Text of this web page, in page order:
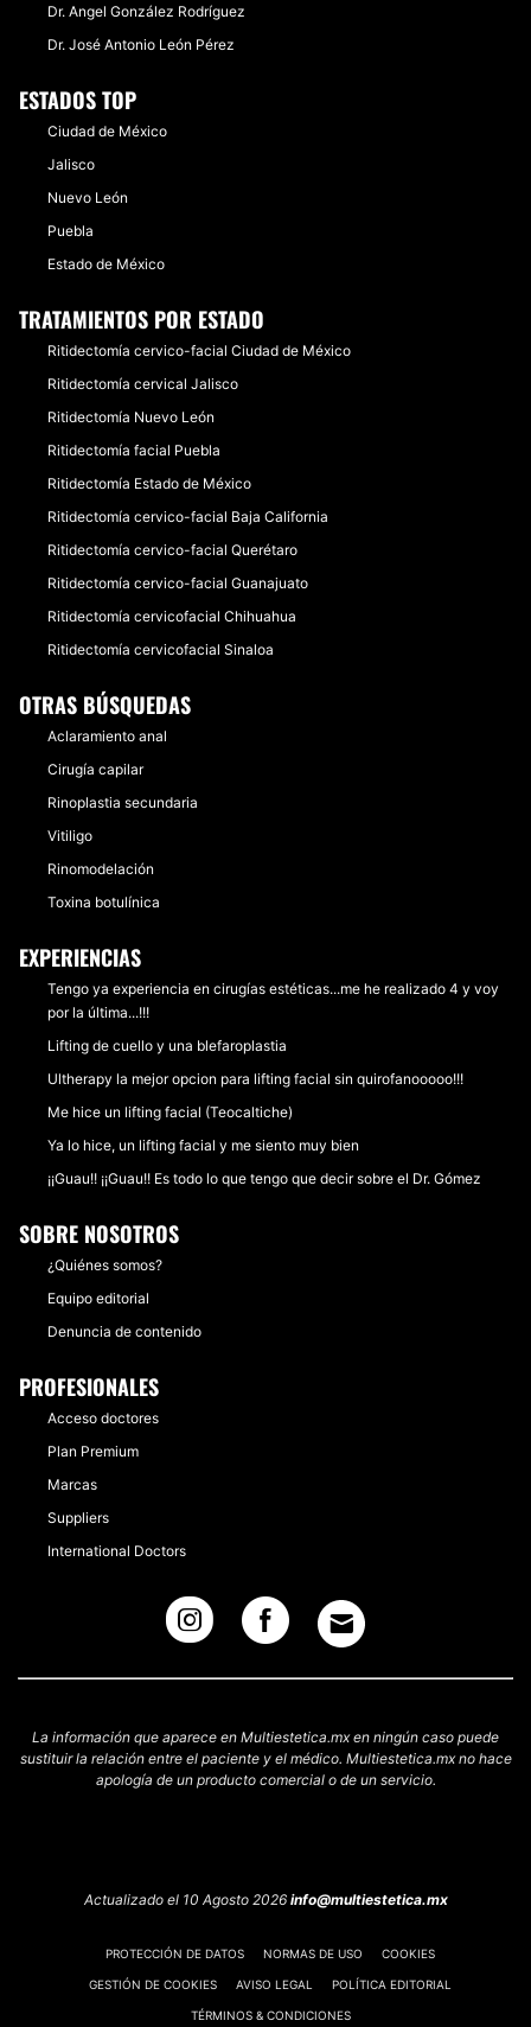
Dr. Angel González Rodríguez
Dr. José Antonio León Pérez
ESTADOS TOP
Ciudad de México
Jalisco
Nuevo León
Puebla
Estado de México
TRATAMIENTOS POR ESTADO
Ritidectomía cervico-facial Ciudad de México
Ritidectomía cervical Jalisco
Ritidectomía Nuevo León
Ritidectomía facial Puebla
Ritidectomía Estado de México
Ritidectomía cervico-facial Baja California
Ritidectomía cervico-facial Querétaro
Ritidectomía cervico-facial Guanajuato
Ritidectomía cervicofacial Chihuahua
Ritidectomía cervicofacial Sinaloa
OTRAS BÚSQUEDAS
Aclaramiento anal
Cirugía capilar
Rinoplastia secundaria
Vitiligo
Rinomodelación
Toxina botulínica
EXPERIENCIAS
Tengo ya experiencia en cirugías estéticas...me he realizado 4 y voy
por la última...!!!
Lifting de cuello y una blefaroplastia
Ultherapy la mejor opcion para lifting facial sin quirofanooooo!!!
Me hice un lifting facial (Teocaltiche)
Ya lo hice, un lifting facial y me siento muy bien
¡¡Guau!! ¡¡Guau!! Es todo lo que tengo que decir sobre el Dr. Gómez
SOBRE NOSOTROS
¿Quiénes somos?
Equipo editorial
Denuncia de contenido
PROFESIONALES
Acceso doctores
Plan Premium
Marcas
Suppliers
International Doctors
La información que aparece en Multiestetica.mx en ningún caso puede
sustituir la relación entre el paciente y el médico. Multiestetica.mx no hace
apología de un producto comercial o de un servicio.
Actualizado el 10 Agosto 2026 info@multiestetica.mx
PROTECCIÓN DE DATOS NORMAS DE USO COOKIES
GESTIÓN DE COOKIES AVISO LEGAL POLÍTICA EDITORIAL
TÉRMINOS & CONDICIONES